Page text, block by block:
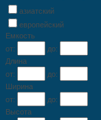
азиатский
европейский
Емкость
от:
до:
Длина
от:
до:
Ширина
от:
до:
Высота